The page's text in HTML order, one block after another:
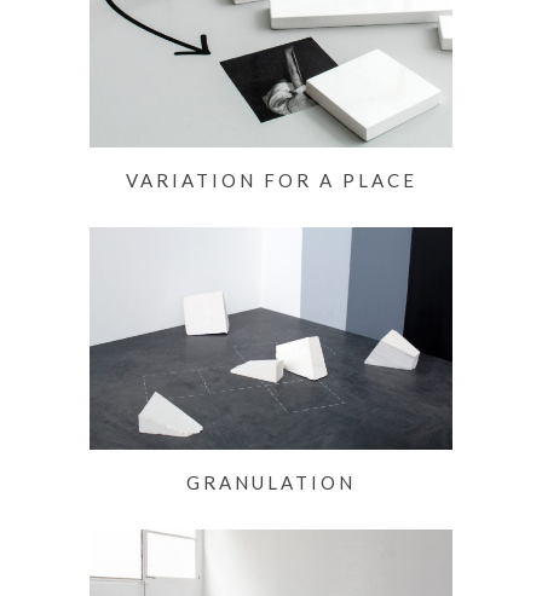
VARIATION FOR A PLACE
GRANULATION